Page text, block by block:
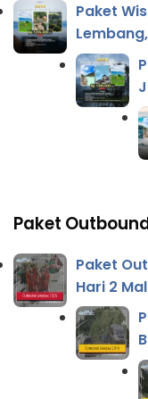
Paket
Paket
Paket
Hari 2